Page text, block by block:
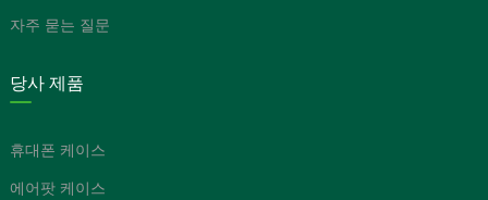
자주 묻는 질문
당사 제품
휴대폰 케이스
에어팟 케이스